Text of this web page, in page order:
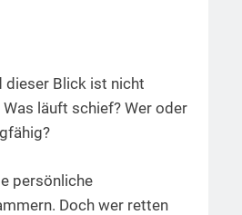
dieser Blick ist nicht
läuft schief? Wer oder
persönliche
Doch wer retten